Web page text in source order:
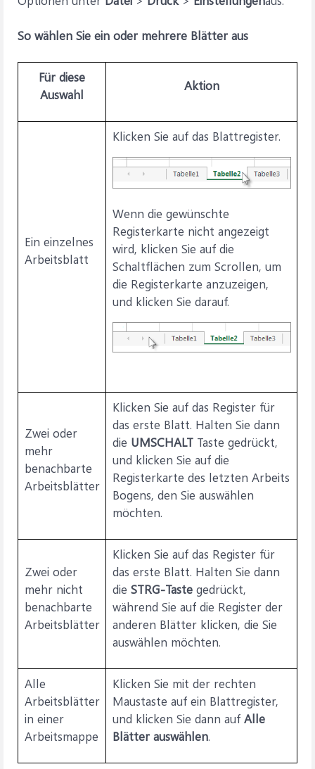
So wählen Sie ein oder mehrere Blätter aus
Für diese
Auswahl
Aktion
Ein einzelnes
Arbeitsblatt
Klicken Sie auf das Blattregister.
Wenn die gewünschte
Registerkarte nicht angezeigt
wird, klicken Sie auf die
Schaltflächen zum Scrollen, um
die Registerkarte anzuzeigen,
und klicken Sie darauf.
Zwei oder
mehr
benachbarte
Arbeitsblätter
Klicken Sie auf das Register für
das erste Blatt. Halten Sie dann
die UMSCHALT Taste gedrückt,
und klicken Sie auf die
Registerkarte des letzten Arbeits
Bogens, den Sie auswählen
möchten.
Zwei oder
mehr nicht
benachbarte
Arbeitsblätter
Klicken Sie auf das Register für
das erste Blatt. Halten Sie dann
die STRG-Taste gedrückt,
während Sie auf die Register der
anderen Blätter klicken, die Sie
auswählen möchten.
Alle
Arbeitsblätter
in einer
Arbeitsmappe
Klicken Sie mit der rechten
Maustaste auf ein Blattregister,
und klicken Sie dann auf Alle
Blätter auswählen.